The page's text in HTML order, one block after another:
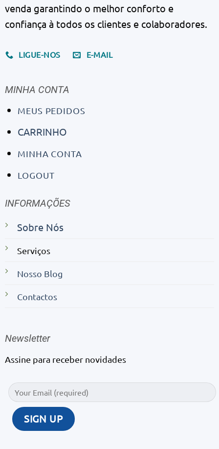
venda garantindo o melhor conforto e
confiança à todos os clientes e colaboradores.
LIGUE-NOS E-MAIL
MINHA CONTA
MEUS PEDIDOS
CARRINHO
MINHA CONTA
LOGOUT
INFORMAÇÕES
Sobre Nós
Serviços
Nosso Blog
Contactos
Newsletter
Assine para receber novidades